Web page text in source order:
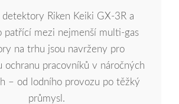
detektory Riken Keiki GX‑3R a
patřící mezi nejmenší multi-gas
na trhu jsou navrženy pro
ochranu pracovníků v náročných
– od lodního provozu po těžký
průmysl.